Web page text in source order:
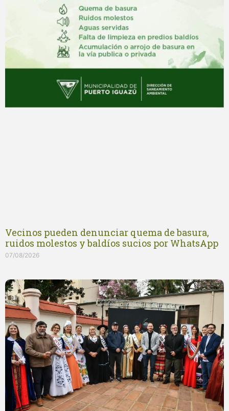
Vecinos pueden denunciar quema de basura,
ruidos molestos y baldíos sucios por WhatsApp
07/08/2026